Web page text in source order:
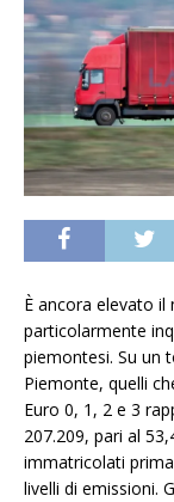
È ancora elevato
particolarmente
piemontesi. Su un
Piemonte, quelli
Euro 0, 1, 2 e 3
207.209, pari al
immatricolati
livelli di emissioni.